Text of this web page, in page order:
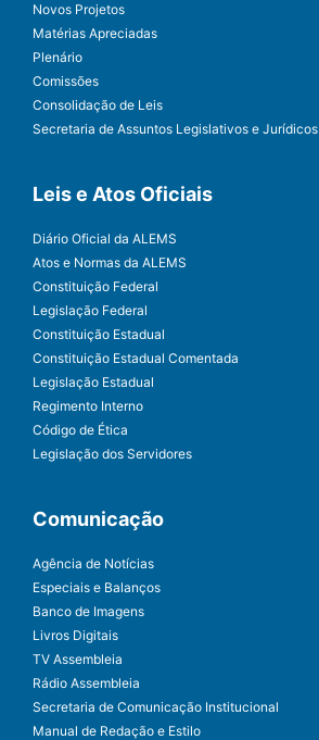
Novos Projetos
Matérias Apreciadas
Plenário
Comissões
Consolidação de Leis
Secretaria de Assuntos Legislativos e Jurídicos
Leis e Atos Oficiais
Diário Oficial da ALEMS
Atos e Normas da ALEMS
Constituição Federal
Legislação Federal
Constituição Estadual
Constituição Estadual Comentada
Legislação Estadual
Regimento Interno
Código de Ética
Legislação dos Servidores
Comunicação
Agência de Notícias
Especiais e Balanços
Banco de Imagens
Livros Digitais
TV Assembleia
Rádio Assembleia
Secretaria de Comunicação Institucional
Manual de Redação e Estilo